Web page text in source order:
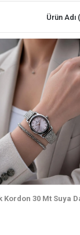
Ürün Adı
30 Mt Suya
Kol Saati + Bileklik